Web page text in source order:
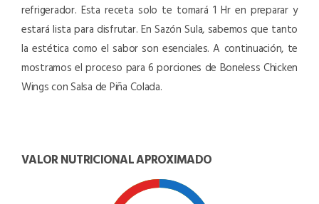
refrigerador. Esta receta solo te tomará 1 Hr en preparar y
estará lista para disfrutar. En Sazón Sula, sabemos que tanto
la estética como el sabor son esenciales. A continuación, te
mostramos el proceso para 6 porciones de Boneless Chicken
Wings con Salsa de Piña Colada.
VALOR NUTRICIONAL APROXIMADO